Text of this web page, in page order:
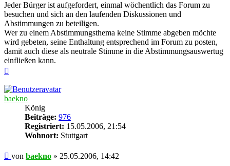
Jeder Bürger ist aufgefordert, einmal wöchentlich das Forum zu
besuchen und sich an den laufenden Diskussionen und
Abstimmungen zu beteiligen.
Wer zu einem Abstimmungsthema keine Stimme abgeben möchte
wird gebeten, seine Enthaltung entsprechend im Forum zu posten,
damit auch diese als neutrale Stimme in die Abstimmungsauswertug
einfließen kann.
baekno
König
Beiträge: 976
Registriert: 15.05.2006, 21:54
Wohnort: Stuttgart
Beitrag
von baekno » 25.05.2006, 14:42